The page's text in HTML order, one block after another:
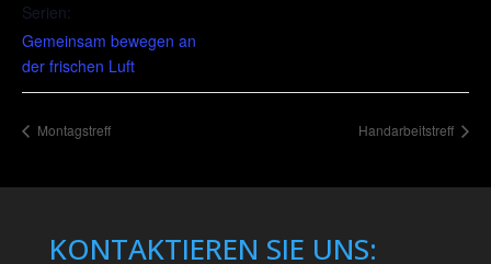
Serien:
Gemeinsam bewegen an
der frischen Luft
Montagstreff Handarbeitstreff
KONTAKTIEREN SIE UNS: